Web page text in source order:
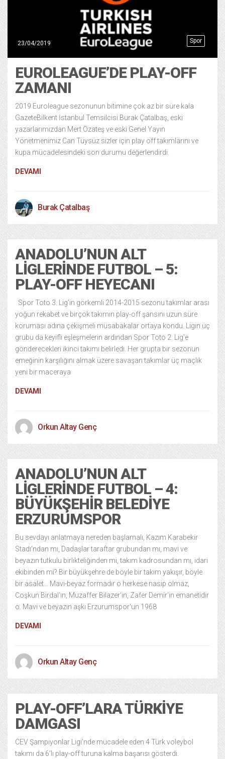
Spor
23/04/2019
EUROLEAGUE’DE PLAY-OFF
ZAMANI
2019 Euroleague sezonunun bitimine çok az bir süre kala
GazeteBilkent İstanbul Temsilcisi Burak Çatalbaş, eski
yazarlarımızdan Mert Özateş ve eski Genel Yayın
Yönetmenimiz Can Tüysüz sizler için play off takımlarını ve
kupa mücadelesindeki son durumu değerlendirdi.
DEVAMI
Burak Çatalbaş
ANADOLU’NUN ALT
LIGLERINDE FUTBOL – 5:
PLAY-OFF HEYECANI
Spor Toto 3. Lig’in görkemli 2014-2015 sezonu takımlar arası
yoğun rekabet ve birçok takımın play-off şansını uzun süre
koruması adına çekişmeli müsabakalar ortaya kondu. Ligin üç
grubu da keyifli eşleşmelerin ardından Spor Toto 2. Lig’e
gönderecekleri ikinci takımı belirledi. Her grupta bir sezonun
emeğinin karşılığını almak üzere savaşan takımlar üç maçlık
yeni bir maceraya
DEVAMI
Orkun Altay Genç
ANADOLU’NUN ALT
LIGLERINDE FUTBOL – 4:
BÜYÜKŞEHIR BELEDIYE
ERZURUMSPOR
Bu sevdayı anlatmaya nereden başlamalı, Kazım Karabekir
Stadı‘ndan mı, Dadaşlar taraftar grubundan mı, mavi ve
beyazın tutkulu birlikteliğinden mi, takım kadrosundan mı, idari
ekibinden mi? Bir büyükşehre de böyle bir takım yakışır, böyle
bir asalet… Mavi-beyaz formadır o herkese nasip olmaz,
Coşkun Birdal‘ın, Muzaffer Bilazer‘in, Zafer Demir‘in emanetidir
o. Mavi ve beyazın aşkı Erzurumspor‘un 1968
DEVAMI
Orkun Altay Genç
PLAY-OFF’LARA TÜRKIYE
DAMGASI
CEV Şampiyonlar Ligi’nde mücadele eden 4 Türk voleybol
takımı da 6’lı play-off turuna kalma başarısı gösterdi.